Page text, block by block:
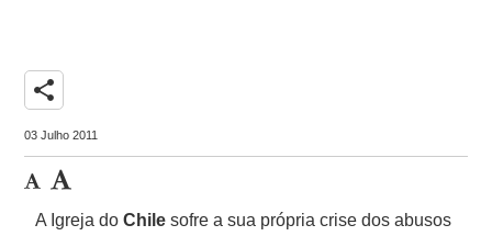
share
03 Julho 2011
A Igreja doChilesofre a sua própria crise dos abusos